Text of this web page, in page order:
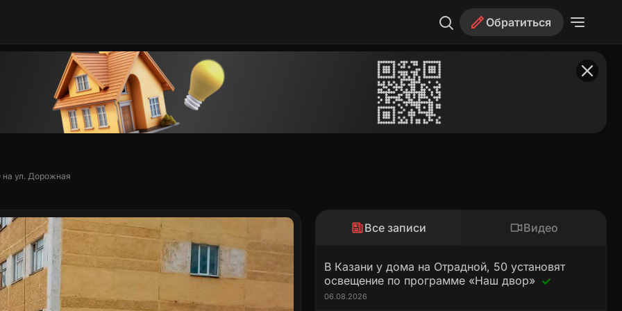
Обратиться
на ул. Дорожная
Все записи Видео
В Казани у дома на Отрадной, 50 установят
освещение по программе «Наш двор»
06.08.2026